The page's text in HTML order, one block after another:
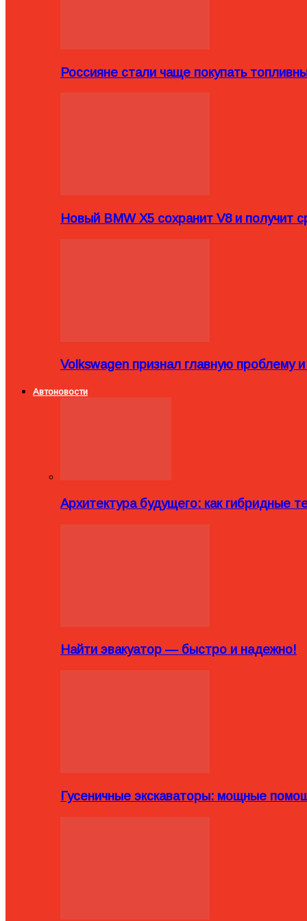
Россияне стали чаще покупать
Новый BMW X5 сохранит V8 и получит
Volkswagen признал главную проблему
Автоновости
Архитектура будущего: как гибридные
Найти эвакуатор — быстро и надежно!
Гусеничные экскаваторы: мощные